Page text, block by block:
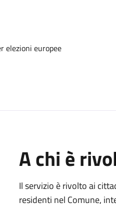
elezioni europee
A chi è
Il servizio è rivolto ai
residenti nel Comune,